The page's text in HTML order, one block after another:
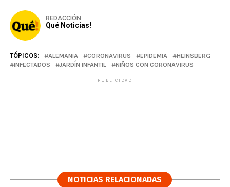
REDACCIÓN
Qué Noticias!
TÓPICOS: ALEMANIA CORONAVIRUS EPIDEMIA
HEINSBERG
INFECTADOS
JARDÍN INFANTIL NIÑOS CON CORONAVIRUS
PUBLICIDAD
NOTICIAS RELACIONADAS